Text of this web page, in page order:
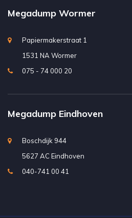
Megadump Wormer
Papiermakerstraat 1
1531 NA Wormer
075 - 74 000 20
Megadump Eindhoven
Boschdijk 944
5627 AC Eindhoven
040-741 00 41